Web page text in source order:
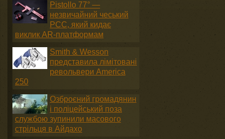
Pistollo 77° —
незвичайний чеський
PCC, який кидає
виклик AR-платформам
Smith & Wesson
представила лімітовані
револьвери America
250
Озброєний громадянин
і поліцейський поза
службою зупинили масового
стрільця в Айдахо